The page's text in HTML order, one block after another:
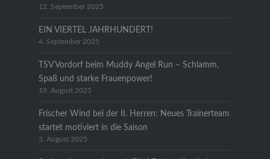
12. September 2025
EIN VIERTEL JAHRHUNDERT!
4. September 2025
TSV Vordorf beim Muddy Angel Run – Schlamm,
Spaß und starke Frauenpower!
19. August 2025
Frischer Wind bei der II. Herren: Neues Trainerteam
startet motiviert in die Saison
3. August 2025